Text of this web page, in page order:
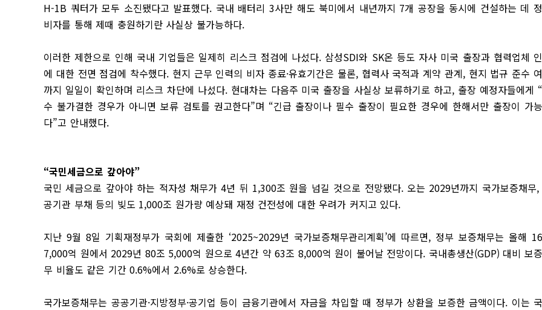
H-1B 쿼터가 모두 소진됐다고 발표했다. 국내 배터리 3사만 해도 북미에서 내년까지 7개 공장을 동시에 건설하는 데
비자를 통해 제때 충원하기란 사실상 불가능하다.
이러한 제한으로 인해 국내 기업들은 일제히 리스크 점검에 나섰다. 삼성SDI와 SK온 등도 자사 미국 출장과 협력업체
에 대한 전면 점검에 착수했다. 현지 근무 인력의 비자 종료·유효기간은 물론, 협력사 국적과 계약 관계, 현지 법규 준수
까지 일일이 확인하며 리스크 차단에 나섰다. 현대차는 다음주 미국 출장을 사실상 보류하기로 하고, 출장 예정자들에게
수 불가결한 경우가 아니면 보류 검토를 권고한다”며 “긴급 출장이나 필수 출장이 필요한 경우에 한해서만 출장이 가
다”고 안내했다.
“국민세금으로 갚아야”
국민 세금으로 갚아야 하는 적자성 채무가 4년 뒤 1,300조 원을 넘길 것으로 전망됐다. 오는 2029년까지 국가보증채무,
공기관 부채 등의 빚도 1,000조 원가량 예상돼 재정 건전성에 대한 우려가 커지고 있다.
지난 9월 8일 기획재정부가 국회에 제출한 ‘2025~2029년 국가보증채무관리계획’에 따르면, 정부 보증채무는 올해
7,000억 원에서 2029년 80조 5,000억 원으로 4년간 약 63조 8,000억 원이 불어날 전망이다. 국내총생산(GDP) 대비 보
무 비율도 같은 기간 0.6%에서 2.6%로 상승한다.
국가보증채무는 공공기관·지방정부·공기업 등이 금융기관에서 자금을 차입할 때 정부가 상환을 보증한 금액이다. 이는